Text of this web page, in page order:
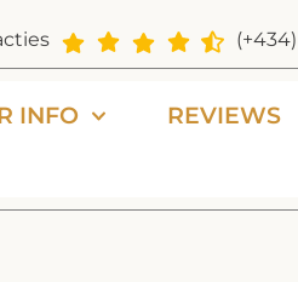
(+434)
INFO
REVIEWS